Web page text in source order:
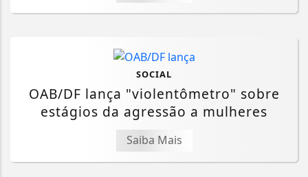
SOCIAL
OAB/DF lança "violentômetro" sobre
estágios da agressão a mulheres
Saiba Mais